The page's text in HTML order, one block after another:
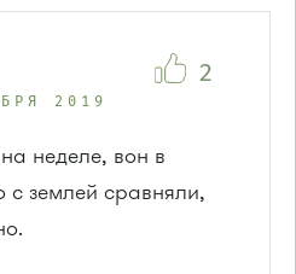
2019
неделе, вон в
с землей сравняли,
2